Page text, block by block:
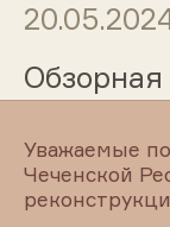
Обзорная
музею А.
Уважаемые
Чеченской